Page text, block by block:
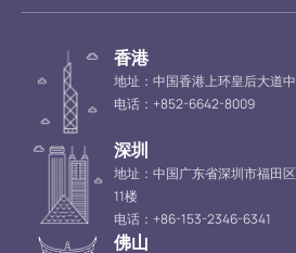
香港
地址：中国香港上环皇后大道
电话：+852-6642-8009
深圳
地址：中国广东省深圳市福田
11楼
电话：+86-153-2346-6341
佛山